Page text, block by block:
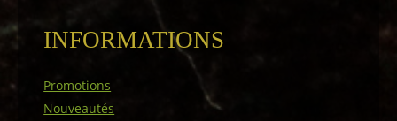
INFORMATIONS
Promotions
Nouveautés